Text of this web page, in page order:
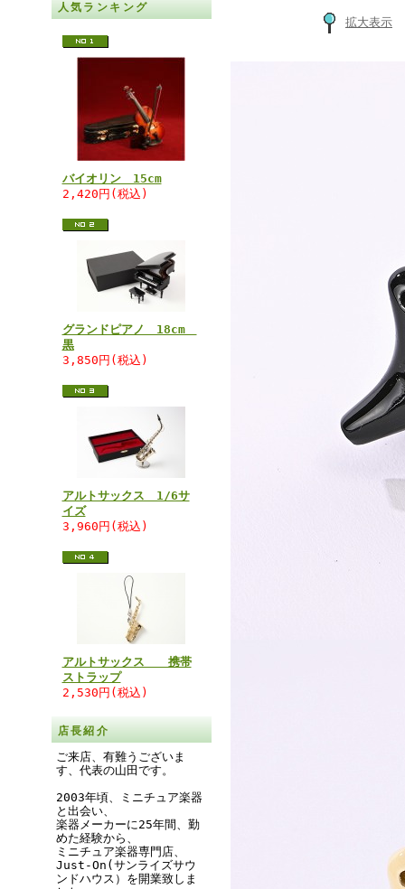
人気ランキング
バイオリン 15cm
2,420円(税込)
グランドピアノ 18cm
黒
3,850円(税込)
アルトサックス 1/6サ
イズ
3,960円(税込)
アルトサックス 携帯
ストラップ
2,530円(税込)
店長紹介
ご来店、有難うございま
す、代表の山田です。
2003年頃、ミニチュア楽器
と出会い、
楽器メーカーに25年間、勤
めた経験から、
ミニチュア楽器専門店、
Just-On(サンライズサウ
ンドハウス）を開業致しま
拡大表示